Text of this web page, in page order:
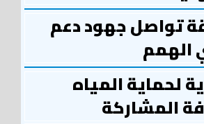
تواصل جهود دعم
الهمم
لحماية المياه
المشاركة